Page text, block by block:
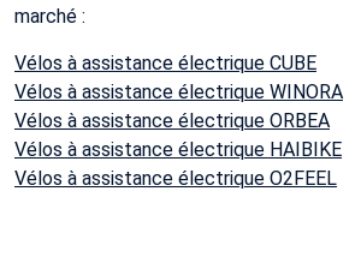
marché :
Vélos à assistance électrique CUBE
Vélos à assistance électrique WINORA
Vélos à assistance électrique ORBEA
Vélos à assistance électrique HAIBIKE
Vélos à assistance électrique O2FEEL